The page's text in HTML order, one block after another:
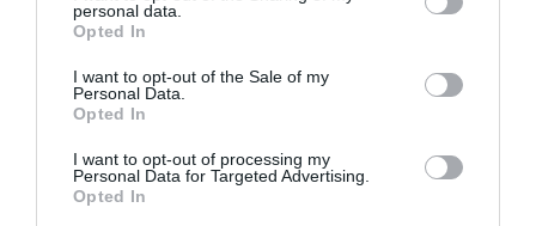
grant or deny consent to Google and its third-party tags to
use your data for below specified purposes in below Google
consent section.
personal data.
Opted In
I want to opt-out of the Sale of my
Personal Data.
Opted In
I want to opt-out of processing my
Personal Data for Targeted Advertising.
Opted In
Mit vess, hogyan öntözz? Tippek hőségben
kertészkedőknek
Így védhetjük meg kerti növényeinket a hőségben
Berobbant a klímaberendezések piaca, tippek a
vásárláshoz
légkondicionáló